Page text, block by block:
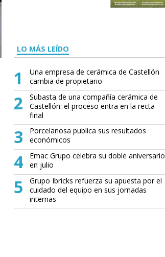
LO MÁS LEÍDO
1
Una empresa de cerámica de Castellón
cambia de propietario
2
Subasta de una compañía cerámica de
Castellón: el proceso entra en la recta
final
3
Porcelanosa publica sus resultados
económicos
4
Emac Grupo celebra su doble aniversario
en julio
5
Grupo Ibricks refuerza su apuesta por el
cuidado del equipo en sus jornadas
internas